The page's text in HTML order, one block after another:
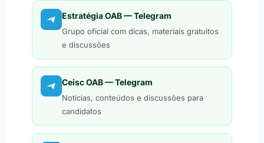
Estratégia OAB — Telegram
Grupo oficial com dicas, materiais gratuitos
e discussões
Ceisc OAB — Telegram
Notícias, conteúdos e discussões para
candidatos